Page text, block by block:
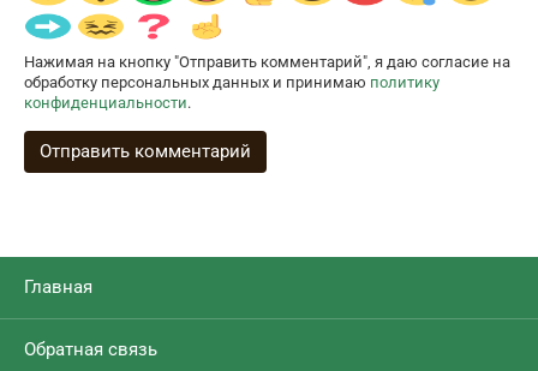
Нажимая на кнопку "Отправить комментарий", я даю согласие на
обработку персональных данных и принимаю политику
конфиденциальности.
Главная
Обратная связь